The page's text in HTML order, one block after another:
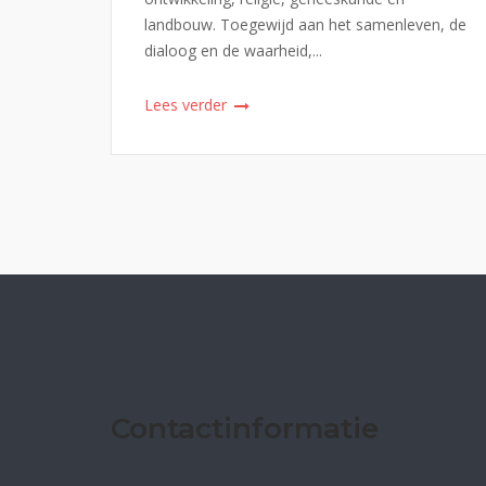
landbouw. Toegewijd aan het samenleven, de
dialoog en de waarheid,...
Lees verder